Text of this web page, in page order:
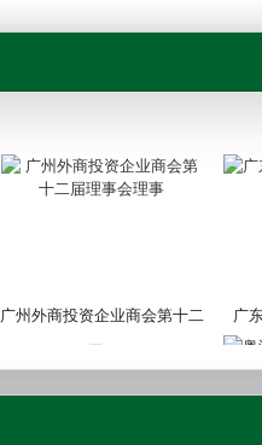
广州外商投资企业商会第十二
届...
广